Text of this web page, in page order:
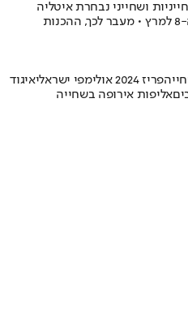
ושחייני נבחרת איטליה
לתחרות שתיערך באילת מה-6 עד ה-8 למרץ • מעבר לכך, ההכנות
פריז 2024 אולימפי ישראלי
איגוד
אליפות אירופה בשחייה